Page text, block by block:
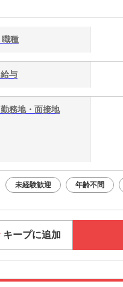
職種
給与
勤務地・面接地
未経験歓迎 年齢不問
キープに追加